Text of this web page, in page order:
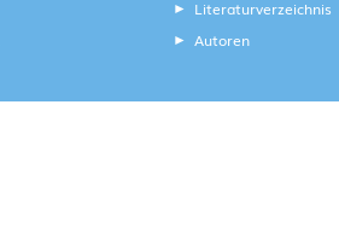
Literaturverzeichnis
Autoren